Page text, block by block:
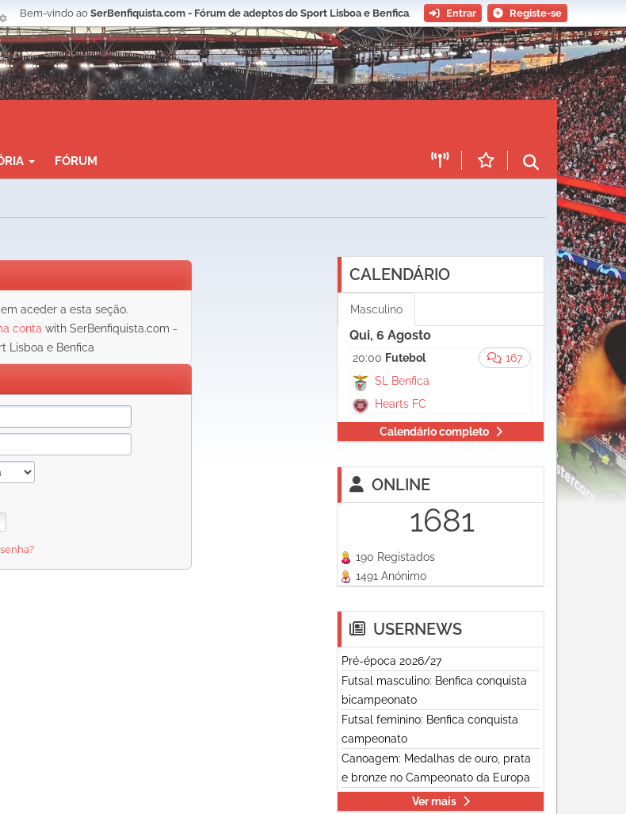
Bem-vindo ao SerBenfiquista.com - Fórum de adeptos do Sport Lisboa e Benfica. Entrar Registe-se
FÓRUM
aceder a esta seção.
conta with SerBenfiquista.com -
Lisboa e Benfica
CALENDÁRIO
Masculino
Qui, 6 Agosto
167
20:00 Futebol
SL Benfica
Hearts FC
Calendário completo
ONLINE
1681
190 Registados
1491 Anónimo
USERNEWS
Pré-época 2026/27
Futsal masculino: Benfica conquista
bicampeonato
Futsal feminino: Benfica conquista
campeonato
Canoagem: Medalhas de ouro, prata
e bronze no Campeonato da Europa
Ver mais